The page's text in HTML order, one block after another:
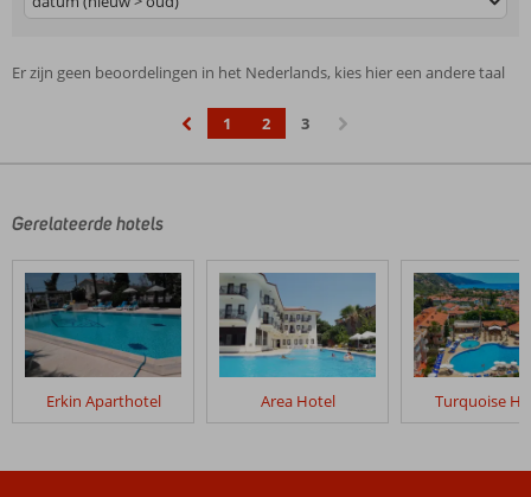
Er zijn geen beoordelingen in het Nederlands, kies hier een andere taal
1 2
3
Gerelateerde hotels
Erkin Aparthotel Area Hotel Turquoise